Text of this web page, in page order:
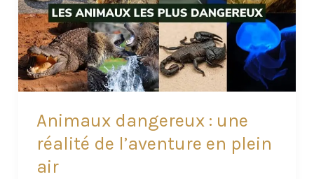
Animaux dangereux : une
réalité de l’aventure en plein
air